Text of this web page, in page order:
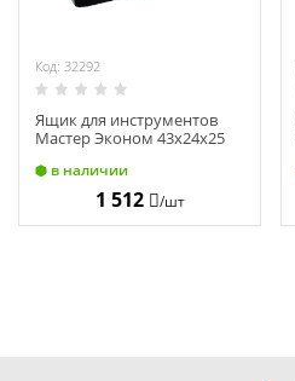
Код: 32292
Ящик для инструментов
Мастер Эконом 43х24х25
в наличии
1 512 /шт